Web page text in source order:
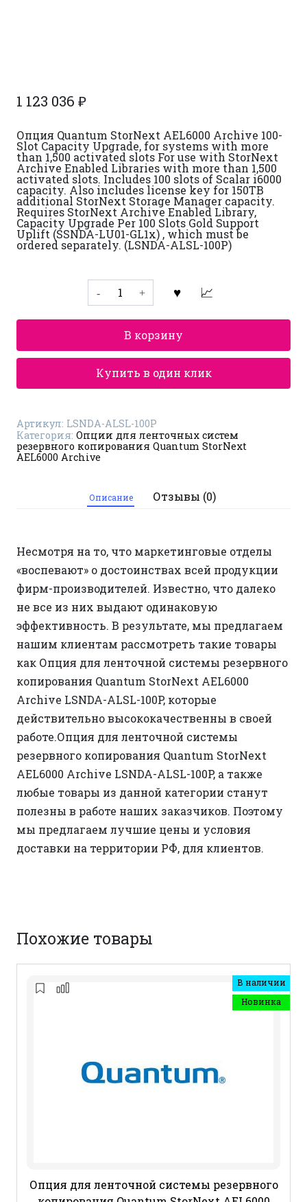
1 123 036 ₽
Опция Quantum StorNext AEL6000 Archive 100-
Slot Capacity Upgrade, for systems with more
than 1,500 activated slots For use with StorNext
Archive Enabled Libraries with more than 1,500
activated slots. Includes 100 slots of Scalar i6000
capacity. Also includes license key for 150TB
additional StorNext Storage Manager capacity.
Requires StorNext Archive Enabled Library,
Capacity Upgrade Per 100 Slots Gold Support
Uplift (SSNDA-LU01-GL1x) , which must be
ordered separately. (LSNDA-ALSL-100P)
Количество
товара
Опция
для
ленточной
системы
резервного
копирования
Quantum
StorNext
ALSL-
100P
В корзину
Купить в один клик
Артикул: LSNDA-ALSL-100P
Категория: Опции для ленточных систем
резервного копирования Quantum StorNext
AEL6000 Archive
Описание Отзывы (0)
Несмотря на то, что маркетинговые отделы
«воспевают» о достоинствах всей продукции
фирм-производителей. Известно, что далеко
не все из них выдают одинаковую
эффективность. В результате, мы предлагаем
нашим клиентам рассмотреть такие товары
как Опция для ленточной системы резервного
копирования Quantum StorNext AEL6000
Archive LSNDA-ALSL-100P, которые
действительно высококачественны в своей
работе.Опция для ленточной системы
резервного копирования Quantum StorNext
AEL6000 Archive LSNDA-ALSL-100P, а также
любые товары из данной категории станут
полезны в работе наших заказчиков. Поэтому
мы предлагаем лучшие цены и условия
доставки на территории РФ, для клиентов.
Похожие товары
В наличии
Новинка
Опция для ленточной системы резервного